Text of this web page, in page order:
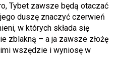
Tybet zawsze będą otaczać
duszę znaczyć czerwień
w których składa się
zblakną – a ja zawsze złożę
wszędzie i wyniosę w